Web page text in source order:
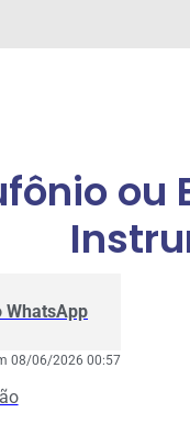
ou
WhatsApp
08/06/2026 00:57